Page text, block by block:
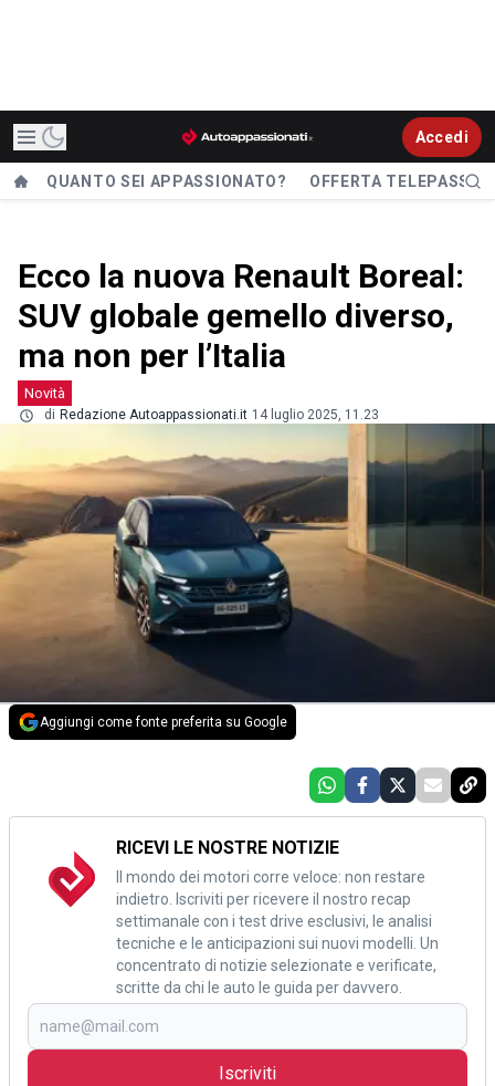
Accedi
QUANTO SEI APPASSIONATO? OFFERTA TELEPASS
Ecco la nuova Renault Boreal:
SUV globale gemello diverso,
ma non per l’Italia
Novità
di Redazione Autoappassionati.it 14 luglio 2025, 11.23
Aggiungi come fonte preferita su Google
RICEVI LE NOSTRE NOTIZIE
Il mondo dei motori corre veloce: non restare
indietro. Iscriviti per ricevere il nostro recap
settimanale con i test drive esclusivi, le analisi
tecniche e le anticipazioni sui nuovi modelli. Un
concentrato di notizie selezionate e verificate,
scritte da chi le auto le guida per davvero.
Iscriviti